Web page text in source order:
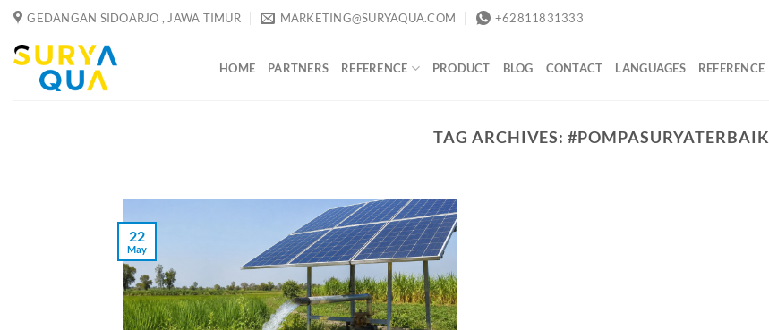
Skip
content
GEDANGAN SIDOARJO , JAWA TIMUR MARKETING@SURYAQUA.COM +62811831333
HOME PARTNERS REFERENCE PRODUCT BLOG CONTACT LANGUAGES REFERENCE
TAG ARCHIVES:#POMPASURYATERBAIK
22
May